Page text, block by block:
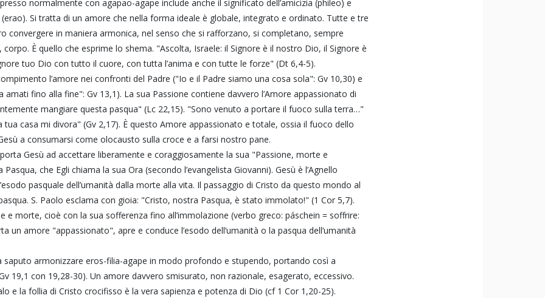
normalmente con agapao-agape include anche il significato dell’amicizia (phileo) e
Si tratta di un amore che nella forma ideale è globale, integrato e ordinato. Tutte e tre
convergere in maniera armonica, nel senso che si rafforzano, si completano, sempre
corpo. È quello che esprime lo shema. "Ascolta, Israele: il Signore è il nostro Dio, il Signore è
tuo Dio con tutto il cuore, con tutta l’anima e con tutte le forze" (Dt 6,4-5).
l’amore nei confronti del Padre ("Io e il Padre siamo una cosa sola": Gv 10,30) e
fino alla fine": Gv 13,1). La sua Passione contiene davvero l’Amore appassionato di
mangiare questa pasqua" (Lc 22,15). "Sono venuto a portare il fuoco sulla terra…"
tua casa mi divora" (Gv 2,17). È questo Amore appassionato e totale, ossia il fuoco dello
a consumarsi come olocausto sulla croce e a farsi nostro pane.
Gesù ad accettare liberamente e coraggiosamente la sua "Passione, morte e
che Egli chiama la sua Ora (secondo l’evangelista Giovanni). Gesù è l’Agnello
pasquale dell’umanità dalla morte alla vita. Il passaggio di Cristo da questo mondo al
S. Paolo esclama con gioia: "Cristo, nostra Pasqua, è stato immolato!" (1 Cor 5,7).
e morte, cioè con la sua sofferenza fino all’immolazione (verbo greco: páschein = soffrire:
un amore "appassionato", apre e conduce l’esodo dell’umanità o la pasqua dell’umanità
saputo armonizzare eros-filia-agape in modo profondo e stupendo, portando così a
19,1 con 19,28-30). Un amore davvero smisurato, non razionale, esagerato, eccessivo.
e la follia di Cristo crocifisso è la vera sapienza e potenza di Dio (cf 1 Cor 1,20-25).